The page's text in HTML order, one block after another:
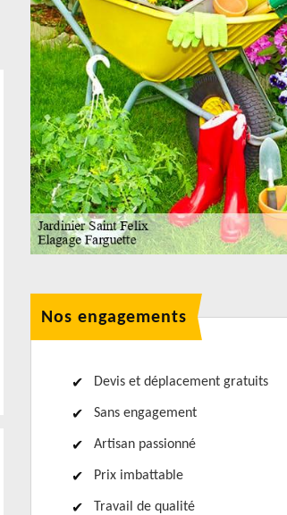
Nos engagements
Devis et déplacement gratuits
Sans engagement
Artisan passionné
Prix imbattable
Travail de qualité